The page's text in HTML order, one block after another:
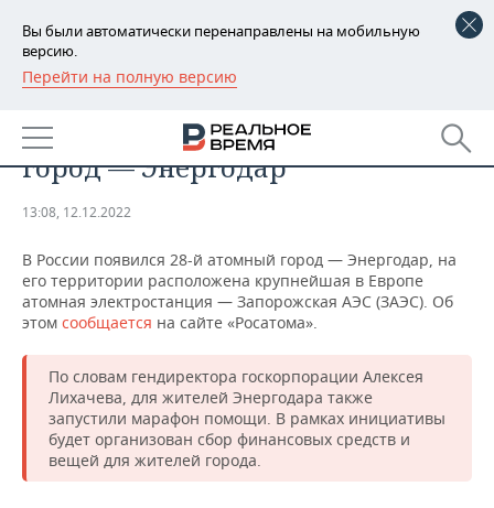
Вы были автоматически перенаправлены на мобильную
версию.
Перейти на полную версию
РЕГИОНЫ
БАШКОРТОСТАН
ТАТАРСТАН
НОВОСТИ
АНАЛИТИКА
ДЕКЛАРАЦИИ О ДОХОДАХ
КОРОЛИ ГОСЗАКАЗА ПФО
ВУЗЫ ТАТАРСТАНА
КОМУ ПРИНАДЛЕЖАТ
ТОРГОВЫЕ ЦЕНТРЫ
ТАТАРСТАНА
НОВОСТИ ЭКОНОМИКИ
ФИНАНСЫ
БАНКИ
БЮДЖЕТ
ИНВЕСТИЦИИ
ПРОМЫШЛЕННОСТЬ
НОВОСТИ
АГРОПРОМ
МАШИНОСТРОЕНИЕ
НЕДВИЖИМОСТЬ
НОВОСТИ НЕДВИЖИМОСТИ
АВТО
НОВОСТИ АВТО
БИЗНЕС
НОВОСТИ БИЗНЕСА
ТЕХНОЛОГИИ
В России появился 28-й атомный
город — Энергодар
13:08, 12.12.2022
В России появился 28-й атомный город — Энергодар, на
его территории расположена крупнейшая в Европе
атомная электростанция — Запорожская АЭС (ЗАЭС). Об
этом сообщается на сайте «Росатома».
По словам гендиректора госкорпорации Алексея
Лихачева, для жителей Энергодара также
запустили марафон помощи. В рамках инициативы
будет организован сбор финансовых средств и
вещей для жителей города.